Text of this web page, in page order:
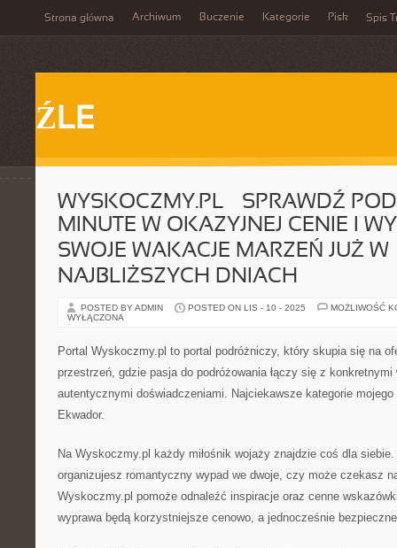
Strona główna Archiwum Buczenie Kategorie Pisk Spis
ŹLE
WYSKOCZMY.PL – SPRAWDŹ
MINUTE W OKAZYJNEJ CENIE I
SWOJE WAKACJE MARZEŃ JUŻ W
NAJBLIŻSZYCH DNIACH
POSTED BY ADMIN POSTED ON LIS - 10 - 2025
MOŻLIWOŚĆ
WYŁĄCZONA
Portal Wyskoczmy.pl to portal podróżniczy, który skupia się na
przestrzeń, gdzie pasja do podróżowania łączy się z
autentycznymi doświadczeniami. Najciekawsze kategorie
Ekwador.
Na Wyskoczmy.pl każdy miłośnik wojaży znajdzie coś dla
organizujesz romantyczny wypad we dwoje, czy może czekasz
Wyskoczmy.pl pomoże odnaleźć inspiracje oraz cenne
wyprawa będą korzystniejsze cenowo, a jednocześnie